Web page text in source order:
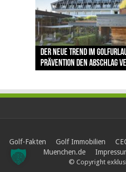
Der neue Trend im
Prävention den Abschlag
Luštica Bay baut
Community weiter aus
Vom 85. Platz zur Claret
schreibt bei The Open
Claret Jug: Warum Scottie
berühmteste Golftrophäe
The Open 2026 in Royal
traditionsreiche Linksplatz
Herausforderungen im
Golf-Fakten Golf Immobilien
Muenchen.de
© Copyright